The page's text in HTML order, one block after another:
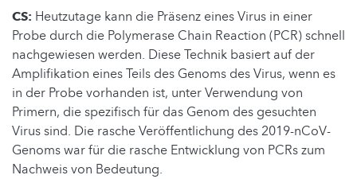
CS: Heutzutage kann die Präsenz eines Virus in einer
Probe durch die Polymerase Chain Reaction (PCR) schnell
nachgewiesen werden. Diese Technik basiert auf der
Amplifikation eines Teils des Genoms des Virus, wenn es
in der Probe vorhanden ist, unter Verwendung von
Primern, die spezifisch für das Genom des gesuchten
Virus sind. Die rasche Veröffentlichung des 2019-nCoV-
Genoms war für die rasche Entwicklung von PCRs zum
Nachweis von Bedeutung.